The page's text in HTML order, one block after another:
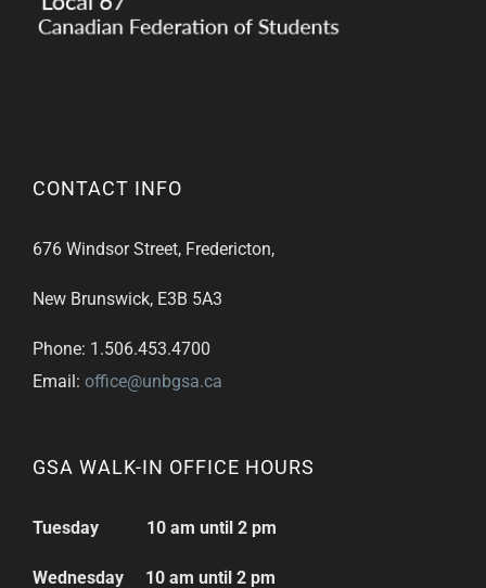
CONTACT INFO
676 Windsor Street, Fredericton,
New Brunswick, E3B 5A3
Phone: 1.506.453.4700
Email: office@unbgsa.ca
GSA WALK-IN OFFICE HOURS
Tuesday 10 am until 2 pm
Wednesday 10 am until 2 pm